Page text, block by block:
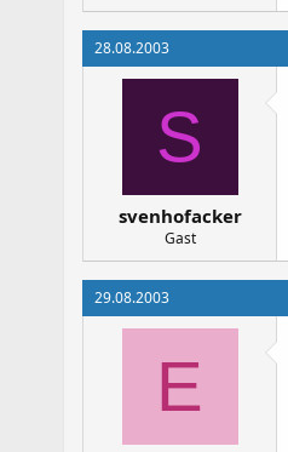
28.08.2003
S
svenhofacker
Gast
29.08.2003
E